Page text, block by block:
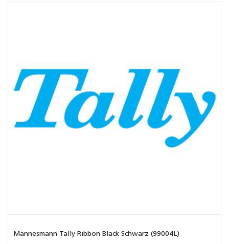
Mannesmann Tally Ribbon Black Schwarz (99004L)